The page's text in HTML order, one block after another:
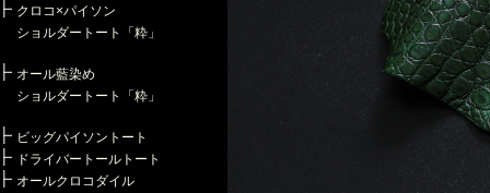
クロコ×パイソン
ショルダートート「粋」
オール藍染め
ショルダートート「粋」
ビッグパイソントート
ドライバートールトート
オールクロコダイル